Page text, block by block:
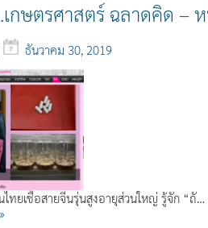
.เกษตรศาสตร์ ฉลาดคิด –
ธันวาคม 30, 2019
ทยเชื้อสายจีนรุ่นสูงอายุส่วนใหญ่ รู้จัก “ถั…